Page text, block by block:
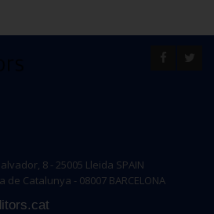
8 - 25005 Lleida SPAIN
de Catalunya - 08007 BARCELONA